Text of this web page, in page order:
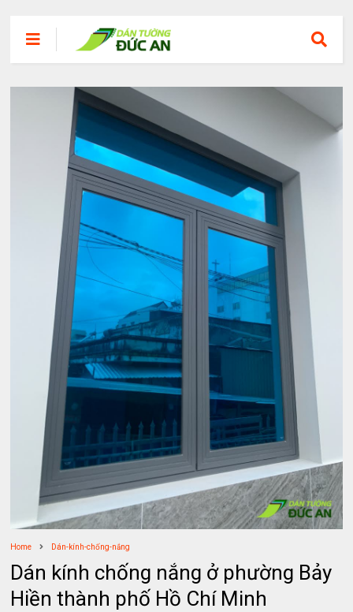
Home Dán-kính-chống-nắng
Dán kính chống nắng ở phường Bảy
Hiền thành phố Hồ Chí Minh